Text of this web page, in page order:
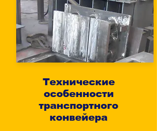
Технические
особенности
транспортного
конвейера